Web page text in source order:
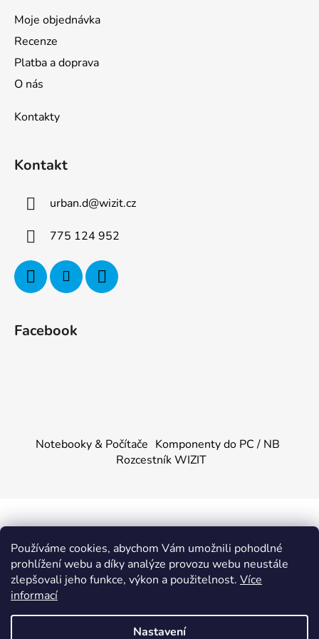
Používáme cookies, abychom Vám umožnili pohodlné
prohlížení webu a díky analýze provozu webu neustále
zlepšovali jeho funkce, výkon a použitelnost. Více
informací
Nastavení
Moje objednávka
Recenze
Platba a doprava
O nás
Kontakty
Kontakt
urban.d@wizit.cz
775 124 952
Facebook
Notebooky & Počítače Komponenty do PC / NB
Rozcestník WIZIT
Copyright 2026KOMPONENTY.NET / WIZIT.EU
Všechna práva vyhrazena.|Obchodní podmínky|Ochrana
osobních údajů
Provozovatel e-shopu: Dalibor Urban, IČ: 88355144,
DIČ: CZ88355144, se sídlem Adámkova 1448, 53901